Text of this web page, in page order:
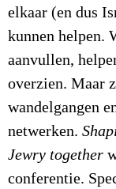
elkaar (en dus
kunnen helpen.
aanvullen,
overzien. Maar
wandelgangen
netwerken.
Jewry together
conferentie.